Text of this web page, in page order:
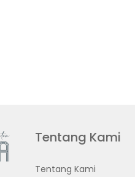
Tentang Kami
Tentang Kami